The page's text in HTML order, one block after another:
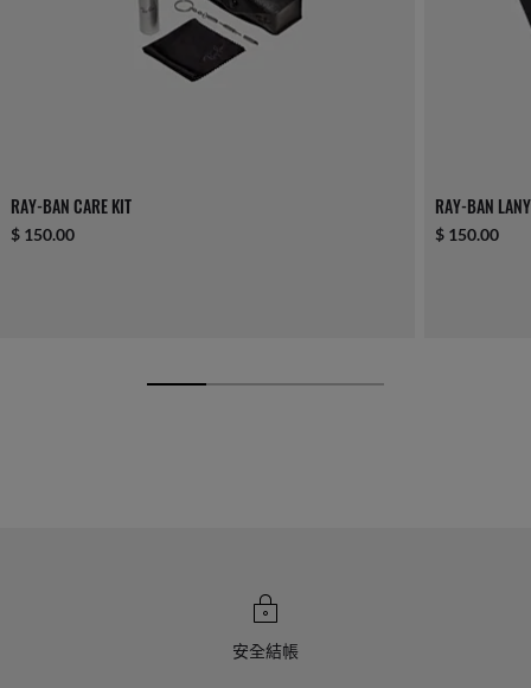
RAY-BAN CARE KIT
$ 150.00
RAY-BAN
$ 150.00
安全結帳